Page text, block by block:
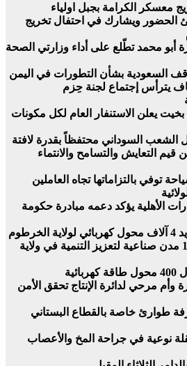
معسكر الكرامة بجبل اولياء
الحضور ويشارك في احتفال تخريج
أبو محمد تطّلع على أداء وزارتي الصحة
السعودية بشأن التطورات في اليمن
يترأس إجتماع لجنة حِزم
يعلن الاستنفار العام لكل مكونات
الشعب السوداني محتفظاً بقدرة لافتة
التعايش والتسامح والانتماء
توفي بالتزاماتها تجاه العاملين
الأهلية يؤكد دعمه مبادرة حكومة
خطة 2026: مطار مدني و10 مدن صناعية لتعزيز التنمية في ولاية
مرحي لدائرة الإنتاج تحقق الأمن
طوارئ خاصة بالقطاع البستاني
نوعية في جراحة المخ والأعصاب